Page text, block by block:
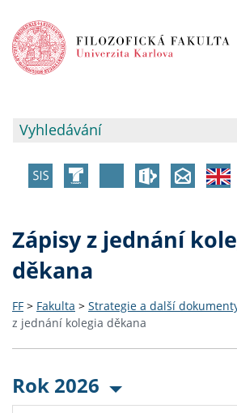
Zápisy z jednání
děkana
FF > Fakulta > Strategie a další
z jednání kolegia děkana
Rok 2026